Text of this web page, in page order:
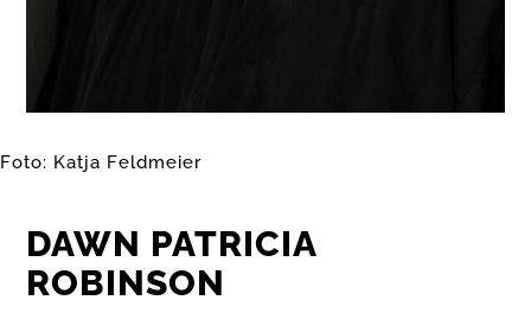
Foto: Katja Feldmeier
DAWN PATRICIA
ROBINSON